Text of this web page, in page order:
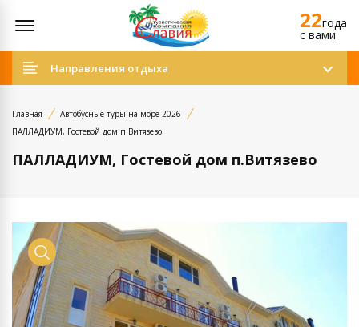
22года
c вами
Направления отдыха
Главная
Автобусные туры на море 2026
ПАЛЛАДИУМ, Гостевой дом п.Витязево
ПАЛЛАДИУМ, Гостевой дом п.Витязево
Просмотр